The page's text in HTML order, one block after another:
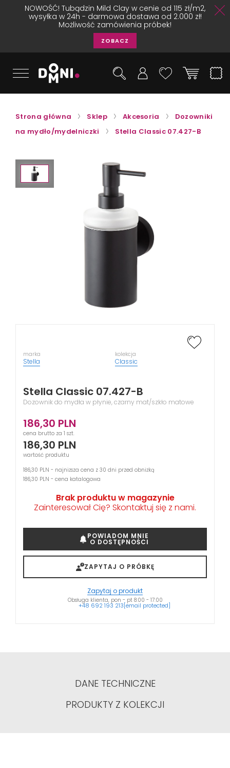
NOWOŚĆ! Tubądzin Mild Clay w cenie od 115 zł/m2,
wysyłka w 24h - darmowa dostawa od 2.000 zł!
Możliwość zamówienia próbek!
ZOBACZ
Strona główna Sklep Akcesoria
Dozowniki
na mydło/mydelniczki
Stella Classic 07.427-B
marka
Stella
kolekcja
Classic
Stella Classic 07.427-B
Dozownik do mydła w płynie, czarny mat/szkło matowe
186,30 PLN
cena brutto za 1 szt.
186,30 PLN
wartość produktu
186,30 PLN - najniższa cena z 30 dni przed obniżką
186,30 PLN - cena katalogowa
Brak produktu w magazynie
Zainteresował Cię? Skontaktuj się z nami.
POWIADOM MNIE
O DOSTĘPNOŚCI
ZAPYTAJ O PRÓBKĘ
Zapytaj o produkt
Obsługa klienta, pon - pt 8:00 - 17:00
+48 692 193 213[email protected]
DANE TECHNICZNE
PRODUKTY Z KOLEKCJI